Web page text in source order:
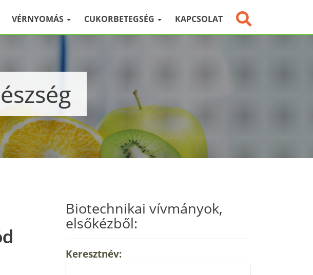
VÉRNYOMÁS CUKORBETEGSÉG KAPCSOLAT
Biotechnikai vívmányok,
elsőkézből:
Keresztnév: